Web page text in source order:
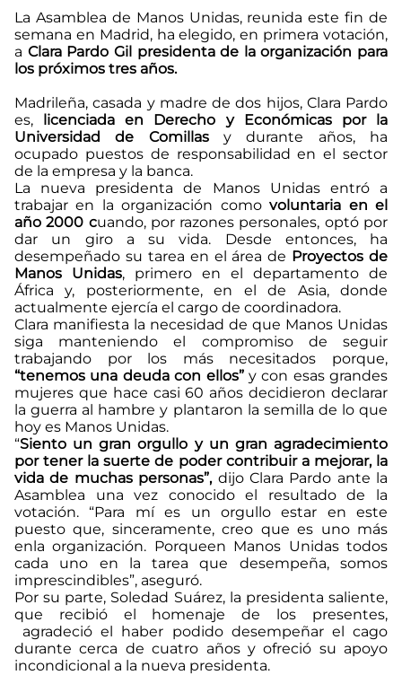
La Asamblea de Manos Unidas, reunida este fin de
semana en Madrid, ha elegido, en primera votación,
a Clara Pardo Gil presidenta de la organización para
los próximos tres años.
Madrileña, casada y madre de dos hijos, Clara Pardo
es, licenciada en Derecho y Económicas por la
Universidad de Comillasy durante años, ha
ocupado puestos de responsabilidad en el sector
de la empresa y la banca.
La nueva presidenta de Manos Unidas entró a
trabajar en la organización comovoluntaria en el
año 2000 cuando, por razones personales, optó por
dar un giro a su vida. Desde entonces, ha
desempeñado su tarea en el área de Proyectos de
Manos Unidas, primero en el departamento de
África y, posteriormente, en el de Asia, donde
actualmente ejercía el cargo de coordinadora.
Clara manifiesta la necesidad de que Manos Unidas
siga manteniendo el compromiso de seguir
trabajando por los más necesitados porque,
“tenemos una deuda con ellos”y con esas grandes
mujeres que hace casi 60 años decidieron declarar
la guerra al hambre y plantaron la semilla de lo que
hoy es Manos Unidas.
“Siento un gran orgullo y un gran agradecimiento
por tener la suerte de poder contribuir a mejorar, la
vida de muchas personas”,dijo Clara Pardo ante la
Asamblea una vez conocido el resultado de la
votación. “Para mí es un orgullo estar en este
puesto que, sinceramente, creo que es uno más
enla organización. Porqueen Manos Unidas todos
cada uno en la tarea que desempeña, somos
imprescindibles”, aseguró.
Por su parte, Soledad Suárez, la presidenta saliente,
que recibió el homenaje de los presentes,
agradeció el haber podido desempeñar el cago
durante cerca de cuatro años y ofreció su apoyo
incondicional a la nueva presidenta.